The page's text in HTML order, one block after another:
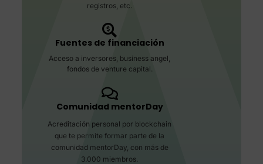
registros, etc.
Fuentes de financiación
Acceso a inversores, business angel,
fondos de venture capital.
Comunidad mentorDay
Acreditación personal por blockchain
que te permite formar parte de la
comunidad mentorDay, con más de
3.000 miembros.